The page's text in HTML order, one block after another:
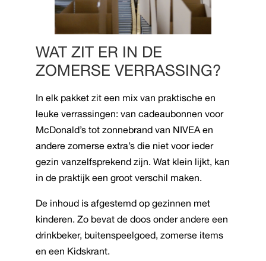
WAT ZIT ER IN DE
ZOMERSE VERRASSING?
In elk pakket zit een mix van praktische en
leuke verrassingen: van cadeaubonnen voor
McDonald’s tot zonnebrand van NIVEA en
andere zomerse extra’s die niet voor ieder
gezin vanzelfsprekend zijn. Wat klein lijkt, kan
in de praktijk een groot verschil maken.
De inhoud is afgestemd op gezinnen met
kinderen. Zo bevat de doos onder andere een
drinkbeker, buitenspeelgoed, zomerse items
en een Kidskrant.